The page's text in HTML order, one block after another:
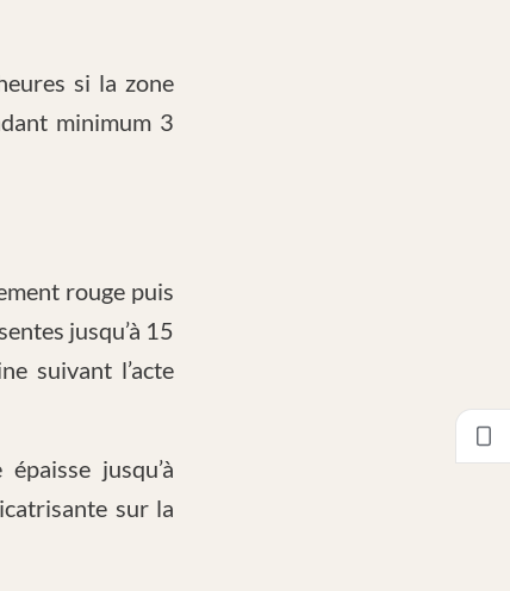
si la zone
minimum 3
rouge puis
jusqu’à 15
suivant l’acte
jusqu’à
sur la